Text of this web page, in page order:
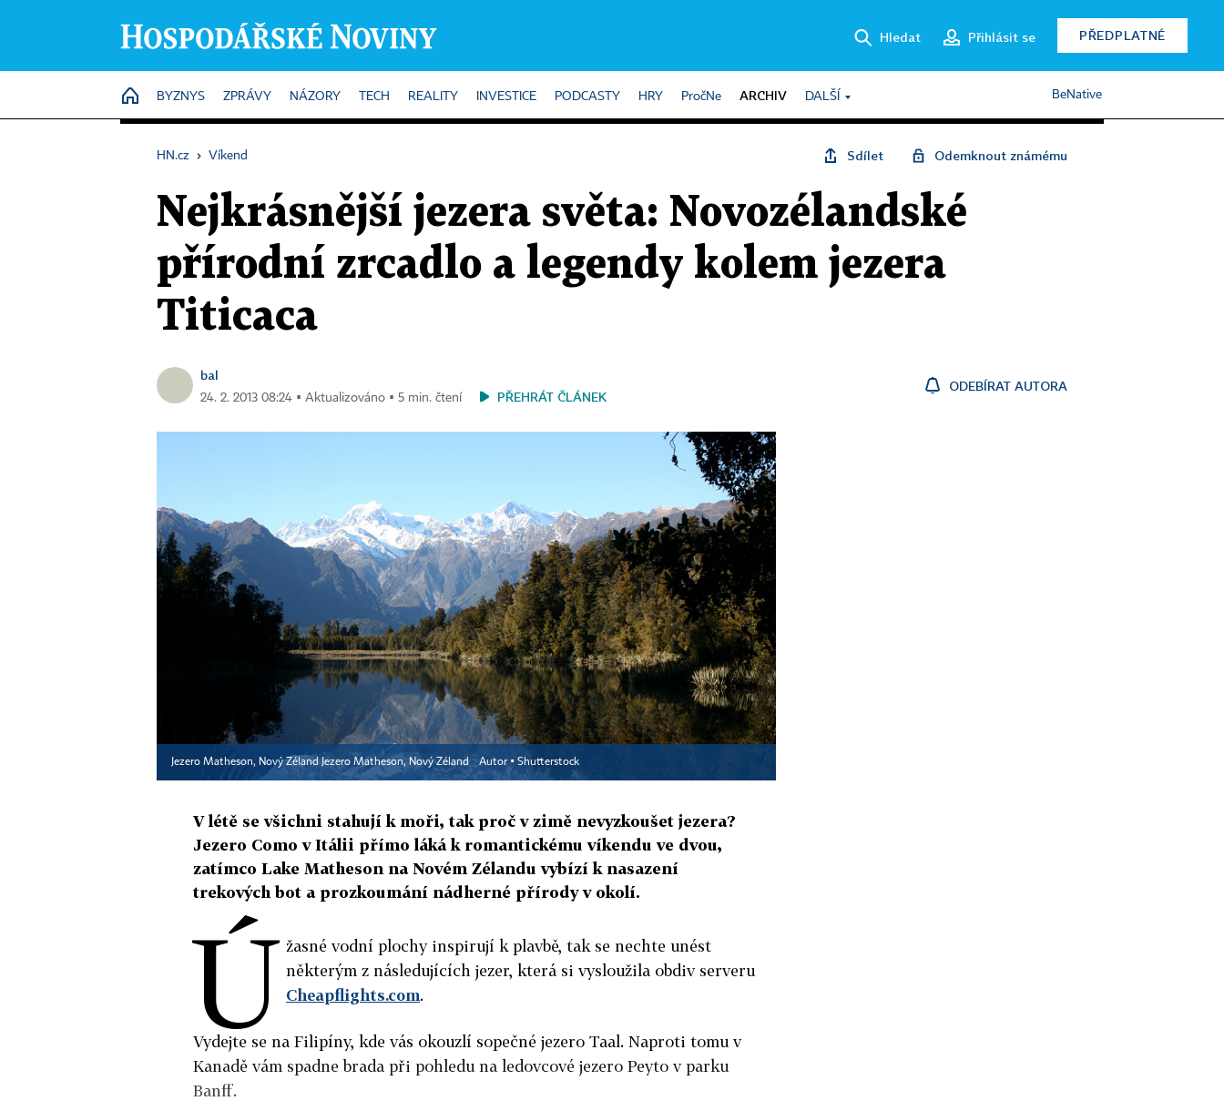
Hledat Přihlásit se PŘEDPLATNÉ
HOME
BYZNYS ZPRÁVY NÁZORY TECH REALITY INVESTICE PODCASTY HRY PročNe ARCHIV DALŠÍ BeNative
HN.cz › Víkend Sdílet Odemknout známému
Nejkrásnější jezera světa: Novozélandské
přírodní zrcadlo a legendy kolem jezera
Titicaca
bal
24. 2. 2013 08:24 ▪ Aktualizováno ▪ 5 min. čtení PŘEHRÁT ČLÁNEK
ODEBÍRAT AUTORA
Jezero Matheson, Nový Zéland Jezero Matheson, Nový Zéland Autor ▪ Shutterstock
V létě se všichni stahují k moři, tak proč v zimě nevyzkoušet jezera?
Jezero Como v Itálii přímo láká k romantickému víkendu ve dvou,
zatímco Lake Matheson na Novém Zélandu vybízí k nasazení
trekových bot a prozkoumání nádherné přírody v okolí.
Ú žasné vodní plochy inspirují k plavbě, tak se nechte unést
některým z následujících jezer, která si vysloužila obdiv serveru
Cheapflights.com.
Vydejte se na Filipíny, kde vás okouzlí sopečné jezero Taal. Naproti tomu v
Kanadě vám spadne brada při pohledu na ledovcové jezero Peyto v parku
Banff.